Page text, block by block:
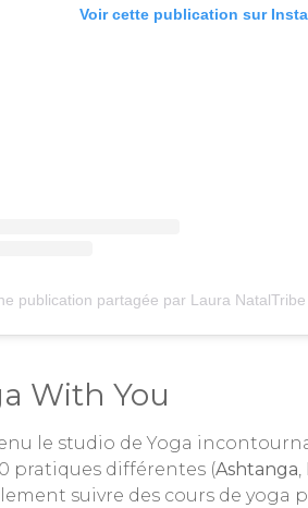
Voir cette publication sur
publication partagée par Laura
With You
le studio de Yoga
pratiques différentes (Ashtanga,
suivre des cours de yoga